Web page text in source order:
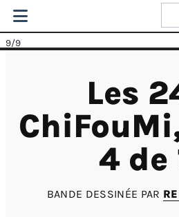
9/9
Les
4 de
BANDE DESSINÉE PAR